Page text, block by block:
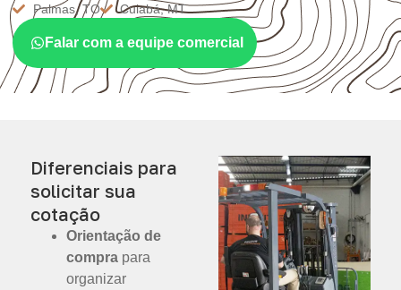
Palmas, TO
Cuiabá, MT
Falar com a equipe comercial
Diferenciais para
solicitar sua
cotação
Orientação de
compra para
organizar